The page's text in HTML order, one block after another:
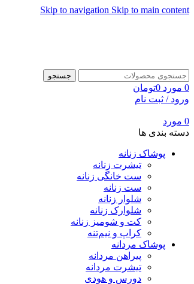
Skip to navigation Skip to main content
جستجو
0 مورد 0تومان
ورود / ثبت نام
0 مورد
دسته بندی ها
پوشاک زنانه
تیشرت زنانه
ست خانگی زنانه
ست زنانه
شلوار زنانه
شلوارک زنانه
کت و شومیز زنانه
کراپ و نیم‌تنه
پوشاک مردانه
پیراهن مردانه
تیشرت مردانه
دورس و هودی